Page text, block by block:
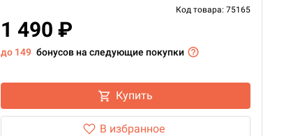
Код товара: 75165
1 490 ₽
до 149 бонусов на следующие покупки
Купить
В избранное